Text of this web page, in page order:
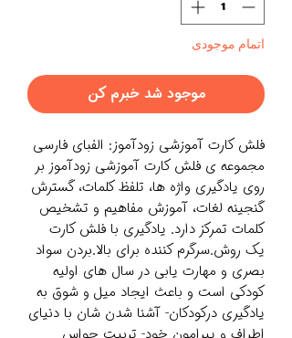
اتمام موجودی
موجود شد خبرم کن
فلش کارت آموزشی زودآموز: الفبای فارسی
مجموعه ی فلش کارت آموزشی زودآموز بر
روی یادگیری واژه ها، تلفظ کلمات، گسترش
گنجینه لغات، آموزش مفاهیم و تشخیص
کلمات تمرکز دارد. یادگیری با فلش کارت
یک روش.سرگرم کننده برای بالا.بردن سواد
بصری و مهارت یابی در سال های اولیه
کودکی است و باعث ایجاد میل و شوق به
یادگیری درکودکان- آشنا شدن شان با دنیای